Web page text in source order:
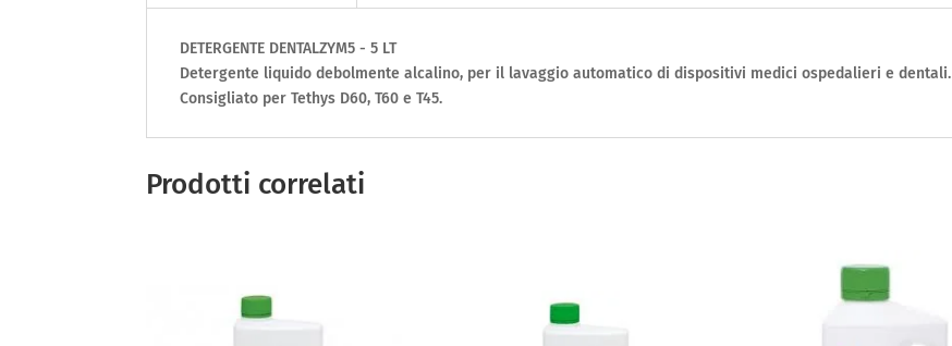
DETERGENTE DENTALZYM5 - 5 LT
Detergente liquido debolmente alcalino, per il lavaggio automatico di dispositivi medici ospedalieri e dentali.
Consigliato per Tethys D60, T60 e T45.
Prodotti correlati